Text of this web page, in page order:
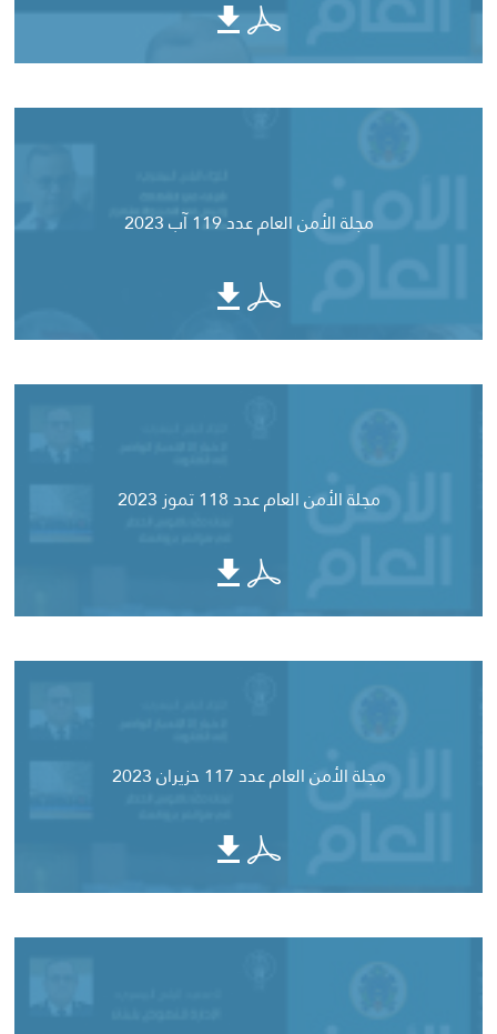
مجلة الأمن العام عدد 119 آب 2023
مجلة الأمن العام عدد 118 تموز 2023
مجلة الأمن العام عدد 117 حزيران 2023